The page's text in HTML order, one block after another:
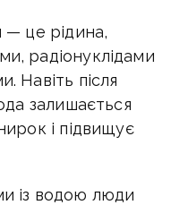
— це рідина,
радіонуклідами
Навіть після
залишається
і підвищує
із водою люди